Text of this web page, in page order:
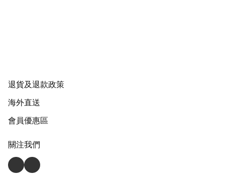
退貨及退款政策
海外直送
會員優惠區
關注我們